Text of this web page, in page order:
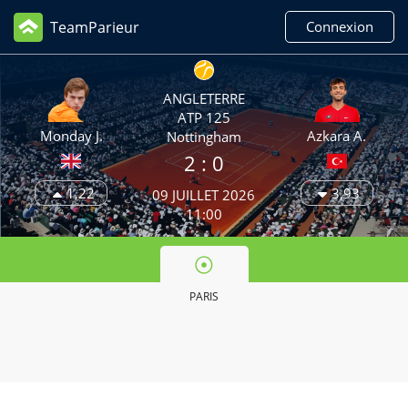
TeamParieur Connexion
Monday J.
1,22
ANGLETERRE
ATP 125
Nottingham
2 : 0
09 JUILLET 2026
11:00
Azkara A.
3,93
PARIS